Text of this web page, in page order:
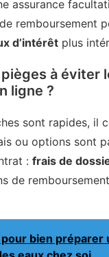
assurance
remboursement
d’intérêt plus
à éviter
ligne ?
sont rapides, il
ou options sont
: frais de
de
bien préparer